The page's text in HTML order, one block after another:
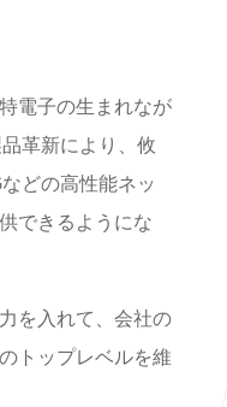
電子の生まれなが
革新により、攸
どの高性能ネッ
できるようにな
を入れて、会社の
トップレベルを維